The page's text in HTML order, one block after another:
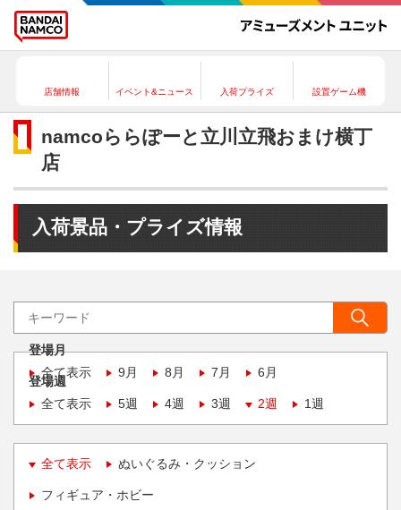
店舗情報 イベント&ニュース 入荷プライズ 設置ゲーム機
namcoららぽーと立川立飛おまけ横丁
店
入荷景品・プライズ情報
登場月
全て表示
9月 8月 7月 6月
登場週
全て表示
5週 4週 3週 2週 1週
全て表示 ぬいぐるみ・クッション
フィギュア・ホビー